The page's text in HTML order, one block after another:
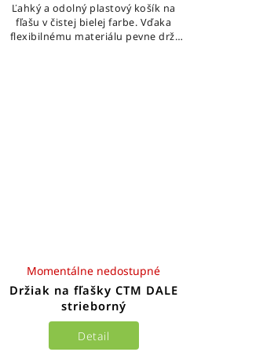
Ľahký a odolný plastový košík na
fľašu v čistej bielej farbe. Vďaka
flexibilnému materiálu pevne drží
Držiak na fľašky CTM DALE
strieborný
Momentálne nedostupné
Detail